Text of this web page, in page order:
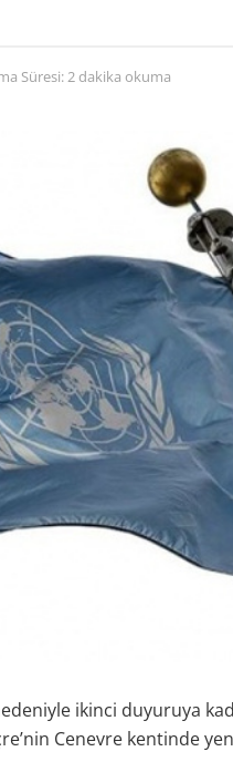
Süresi: 2 dakika okuma
ikinci duyuruya
Cenevre kentinde